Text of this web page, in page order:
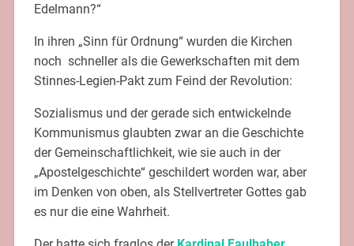
Edelmann?“
In ihren „Sinn für Ordnung“ wurden die Kirchen
noch schneller als die Gewerkschaften mit dem
Stinnes-Legien-Pakt zum Feind der Revolution:
Sozialismus und der gerade sich entwickelnde
Kommunismus glaubten zwar an die Geschichte
der Gemeinschaftlichkeit, wie sie auch in der
„Apostelgeschichte“ geschildert worden war, aber
im Denken von oben, als Stellvertreter Gottes gab
es nur die eine Wahrheit.